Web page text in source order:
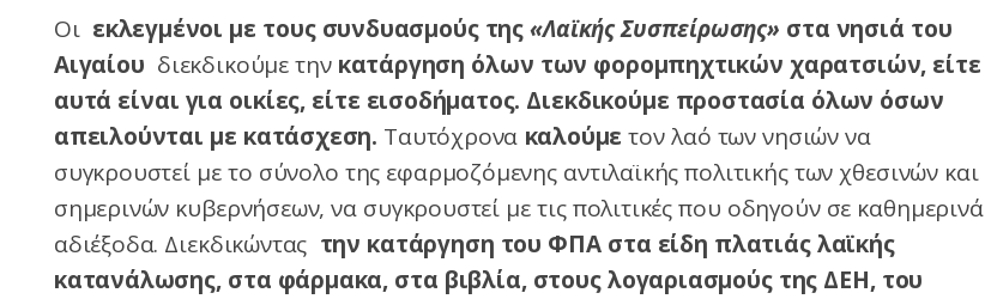
Οι εκλεγμένοι με τους συνδυασμούς της«Λαϊκής Συσπείρωσης» στα νησιά του
Αιγαίου διεκδικούμε την κατάργηση όλων των φορομπηχτικών χαρατσιών, είτε
αυτά είναι για οικίες, είτε εισοδήματος. Διεκδικούμε προστασία όλων όσων
απειλούνται με κατάσχεση. Ταυτόχρονα καλούμε τον λαό των νησιών να
συγκρουστεί με το σύνολο της εφαρμοζόμενης αντιλαϊκής πολιτικής των χθεσινών και
σημερινών κυβερνήσεων, να συγκρουστεί με τις πολιτικές που οδηγούν σε καθημερινά
αδιέξοδα. Διεκδικώντας την κατάργηση του ΦΠΑ στα είδη πλατιάς λαϊκής
κατανάλωσης, στα φάρμακα, στα βιβλία, στους λογαριασμούς της ΔΕΗ, του